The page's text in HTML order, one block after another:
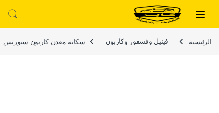
تخطي إلى المحتوى
الرئيسية فينيل وفسفور وكاربون سكاتة معدن كاربون سبورتس